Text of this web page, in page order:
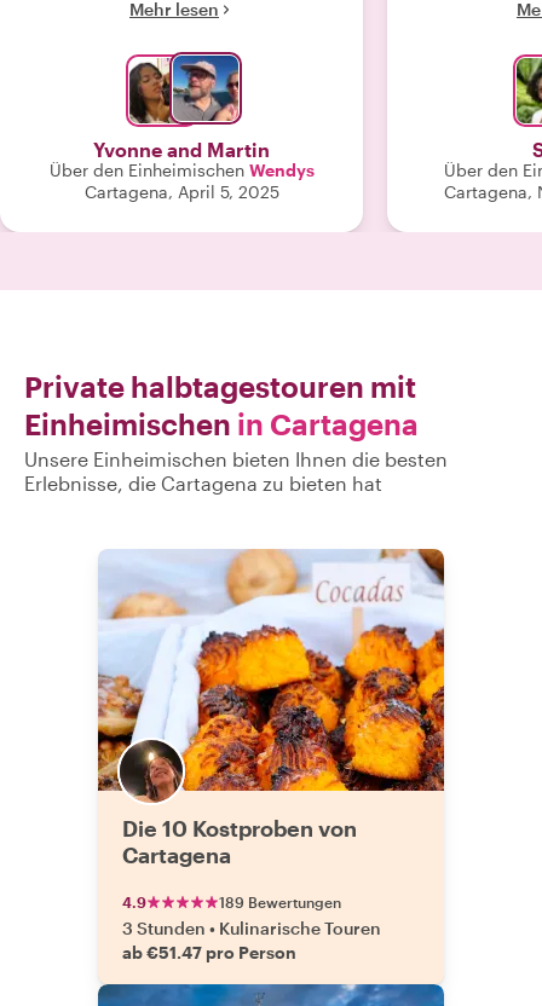
einen Kurzaufenthalt, z.B. wie bei uns
Einstieg in einen längeren Aufenthalt
in der schönen Stadt. Der Treffpunkt in
der Stadt ist sehr gut mit dem Taxi vom
Kreuzfahrtterminal erreichbar (ca 20-
30 Min einplanen). Wir vereinbarten
mit dem Taxifahrer einen Preis von 10
US$ (5$/Person). Wir wünschen Ihr
weiterhin alles Gute!"
Mehr lesen
Yvonne and Martin
Über den Einheimischen Wendys
Cartagena, April 5, 2025
Jederzeit
Über den
Cartagena,
Private halbtagestouren mit
Einheimischen in Cartagena
Unsere Einheimischen bieten Ihnen die besten
Erlebnisse, die Cartagena zu bieten hat
Die 10 Kostproben von
Cartagena
4.9 189 Bewertungen
3 Stunden • Kulinarische Touren
ab €51.47 pro Person